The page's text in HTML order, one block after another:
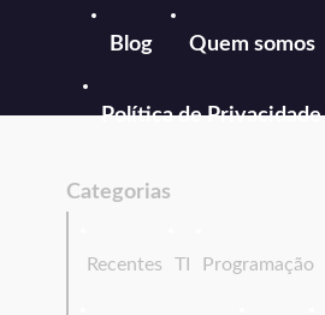
Blog Quem somos
Política de Privacidade
Categorias
Recentes TI Programação